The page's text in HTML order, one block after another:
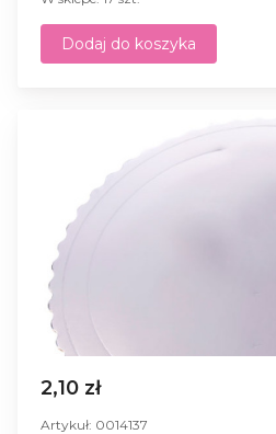
Dodaj do koszyka
2,10 zł
Artykuł: 0014137